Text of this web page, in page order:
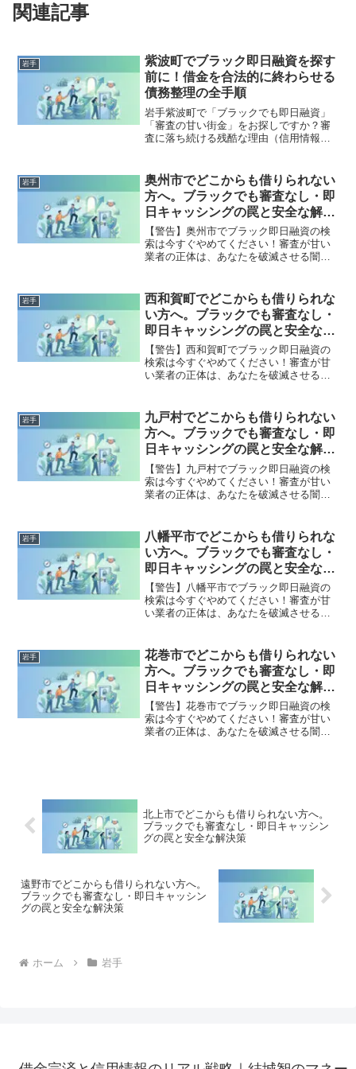
関連記事
岩手
紫波町でブラック即日融資を探す
前に！借金を合法的に終わらせる
債務整理の全手順
岩手紫波町で「ブラックでも即日融資」
「審査の甘い街金」をお探しですか？審
査に落ち続ける残酷な理由（信用情報と
底解説。多重債務の地獄から抜け出し、
合法的に借金を減額・免除する「債務整
理」の正しい知識と、今すぐ督促を止め
る無料相談窓口をご案内します。
岩手
奥州市でどこからも借りられない
方へ。ブラックでも審査なし・即
日キャッシングの罠と安全な解決
策
【警告】奥州市でブラック即日融資の検
索は今すぐやめてください！審査が甘い
業者の正体は、あなたを破滅させる闇金
市で違法業者を避け、借金地獄から抜け
出した方々の実体験と確実な解決策を完
全公開。
岩手
西和賀町でどこからも借りられな
い方へ。ブラックでも審査なし・
即日キャッシングの罠と安全な解
決策
【警告】西和賀町でブラック即日融資の
検索は今すぐやめてください！審査が甘
い業者の正体は、あなたを破滅させる闇
西和賀町で違法業者を避け、借金地獄か
ら抜け出した方々の実体験と確実な解決
策を完全公開。
岩手
九戸村でどこからも借りられない
方へ。ブラックでも審査なし・即
日キャッシングの罠と安全な解決
策
【警告】九戸村でブラック即日融資の検
索は今すぐやめてください！審査が甘い
業者の正体は、あなたを破滅させる闇金
村で違法業者を避け、借金地獄から抜け
出した方々の実体験と確実な解決策を完
全公開。
岩手
八幡平市でどこからも借りられな
い方へ。ブラックでも審査なし・
即日キャッシングの罠と安全な解
決策
【警告】八幡平市でブラック即日融資の
検索は今すぐやめてください！審査が甘
い業者の正体は、あなたを破滅させる闇
八幡平市で違法業者を避け、借金地獄か
ら抜け出した方々の実体験と確実な解決
策を完全公開。
岩手
花巻市でどこからも借りられない
方へ。ブラックでも審査なし・即
日キャッシングの罠と安全な解決
策
【警告】花巻市でブラック即日融資の検
索は今すぐやめてください！審査が甘い
業者の正体は、あなたを破滅させる闇金
北上市でどこからも借りられない方へ。
ブラックでも審査なし・即日キャッシン
グの罠と安全な解決策
遠野市でどこからも借りられない方へ。
ブラックでも審査なし・即日キャッシン
グの罠と安全な解決策
ホーム 岩手